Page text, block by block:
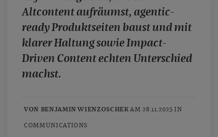
Altcontent aufräumst, agentic-
ready Produktseiten baust und mit
klarer Haltung sowie Impact-
Driven Content echten Unterschied
machst.
VON BENJAMIN WIENZOSCHEK AM 28.11.2025 IN
COMMUNICATIONS